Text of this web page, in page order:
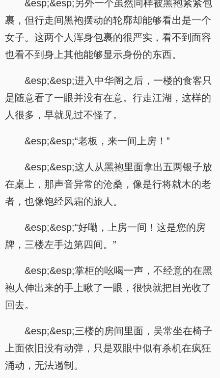
&esp;&esp;另外一个虽然同样被黑袍紧紧包
裹，但行走间黑袍摆动的轮廓却能够看出是一个
女子。这两个人浑身包裹的很严实，看不到面容
也看不到身上其他能够显示身份的东西。
&esp;&esp;进入中华阁之后，一楼的食客只
是随意看了一眼并没有在意。行走江湖，这样的
人很多，早就见过不怪了。
&esp;&esp;“老板，来一间上房！”
&esp;&esp;这人从黑袍里面拿出五两银子放
在桌上，那声音异常的沧桑，像是行将就木的老
者，也像饱经风霜的旅人。
&esp;&esp;“好嘞，上房一间！这是您的房
牌，三楼左手边第四间。”
&esp;&esp;掌柜的吆喝一声，不经意的在黑
袍人伸出来的手上瞅了一眼，很快就把目光收了
回去。
&esp;&esp;三楼的房间里面，吴常坐在椅子
上面依旧没有动弹，只是双眼中似有杀机在疯狂
涌动，无法遏制。